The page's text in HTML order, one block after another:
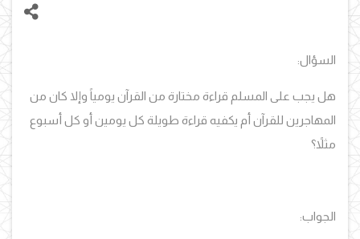
السؤال:
هل يجب على المسلم قراءة مختارة من القرآن يومياً وإلا كان من
المهاجرين للقرآن أم يكفيه قراءة طويلة كل يومين أو كل أسبوع
مثلاً؟
الجواب: